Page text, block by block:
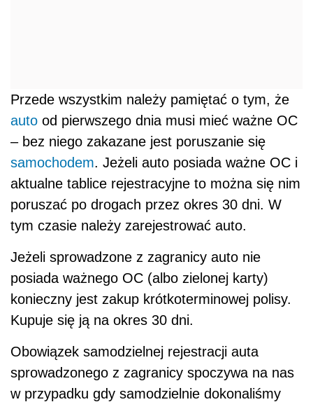
Przede wszystkim należy pamiętać o tym, że
auto od pierwszego dnia musi mieć ważne OC
– bez niego zakazane jest poruszanie się
samochodem. Jeżeli auto posiada ważne OC i
aktualne tablice rejestracyjne to można się nim
poruszać po drogach przez okres 30 dni. W
tym czasie należy zarejestrować auto.
Jeżeli sprowadzone z zagranicy auto nie
posiada ważnego OC (albo zielonej karty)
konieczny jest zakup krótkoterminowej polisy.
Kupuje się ją na okres 30 dni.
Obowiązek samodzielnej rejestracji auta
sprowadzonego z zagranicy spoczywa na nas
w przypadku gdy samodzielnie dokonaliśmy